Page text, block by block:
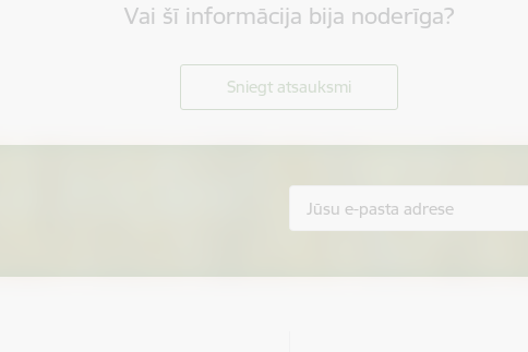
Vai šī informācija bija noderīga?
Sniegt atsauksmi